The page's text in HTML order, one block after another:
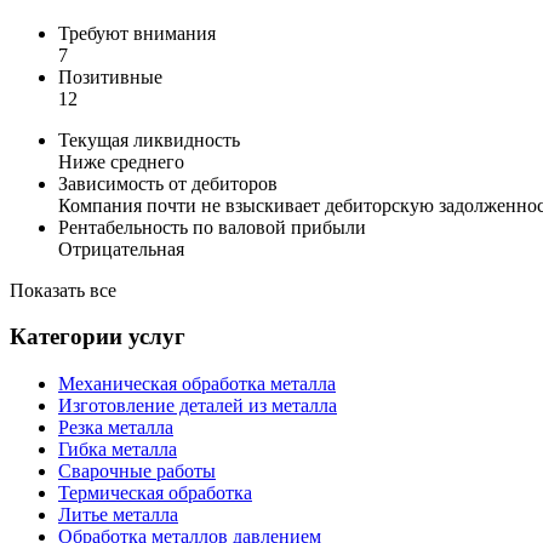
Требуют внимания
7
Позитивные
12
Текущая ликвидность
Ниже среднего
Зависимость от дебиторов
Компания почти не взыскивает дебиторскую
Рентабельность по валовой прибыли
Отрицательная
Показать все
Категории услуг
Механическая обработка металла
Изготовление деталей из металла
Резка металла
Гибка металла
Сварочные работы
Термическая обработка
Литье металла
Обработка металлов давлением